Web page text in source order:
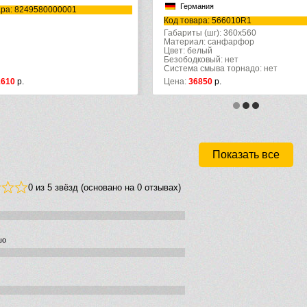
8249580000001
р.
Германия
Код товара: 566010R1
Габариты (шг): 360x560
Материал: санфарфор
Цвет: белый
Безободковый: нет
Система смыва торнадо: нет
Цена: 36850 р.
Показать все
0 из 5 звёзд (основано на 0 отзывах)